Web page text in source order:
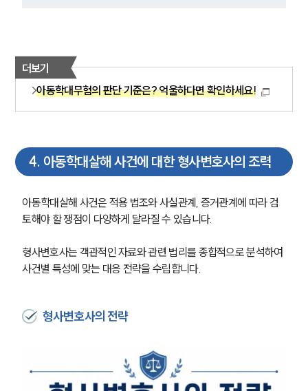
더보기
아동학대무혐의 판단 기준은? 억울하다면 확인하세요!
4. 아동학대살해 사건에 대한 형사변호사의 조력
아동학대살해 사건은 적용 법조와 사실관계, 증거관계에 따라 검
토해야 할 쟁점이 다양하게 달라질 수 있습니다.
형사변호사는 객관적인 자료와 관련 법리를 종합적으로 분석하여
사건별 특성에 맞는 대응 전략을 수립합니다.
형사변호사의 전략